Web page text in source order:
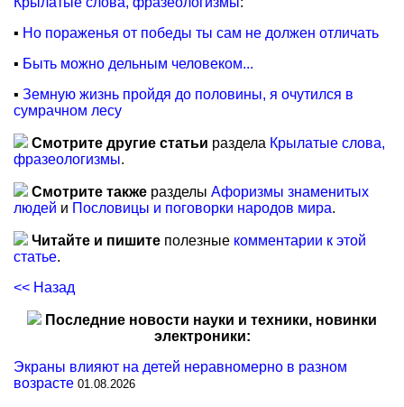
▪ Но пораженья от победы ты сам не должен отличать
▪ Быть можно дельным человеком...
▪ Земную жизнь пройдя до половины, я очутился в
сумрачном лесу
Смотрите другие статьи раздела Крылатые слова,
фразеологизмы.
Смотрите также разделы Афоризмы знаменитых
людей и Пословицы и поговорки народов мира.
Читайте и пишите полезные комментарии к этой
статье.
<< Назад
Последние новости науки и техники, новинки
электроники:
Экраны влияют на детей неравномерно в разном
возрасте 01.08.2026